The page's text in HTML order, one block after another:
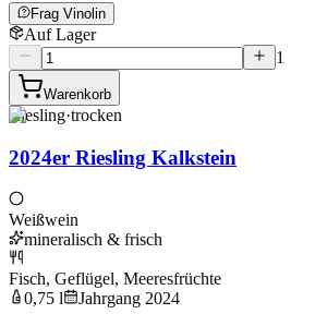
Frag Vinolin
Auf Lager
1
Warenkorb
Riesling·trocken
2024er Riesling Kalkstein
Weißwein
mineralisch & frisch
Fisch, Geflügel, Meeresfrüchte
0,75 l
Jahrgang 2024